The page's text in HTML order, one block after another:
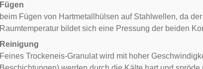
Fügen
beim Fügen von Hartmetallhülsen auf Stahlwellen, da
Raumtemperatur bildet sich eine Pressung der beiden
Reinigung
Feines Trockeneis-Granulatwird mit hoher